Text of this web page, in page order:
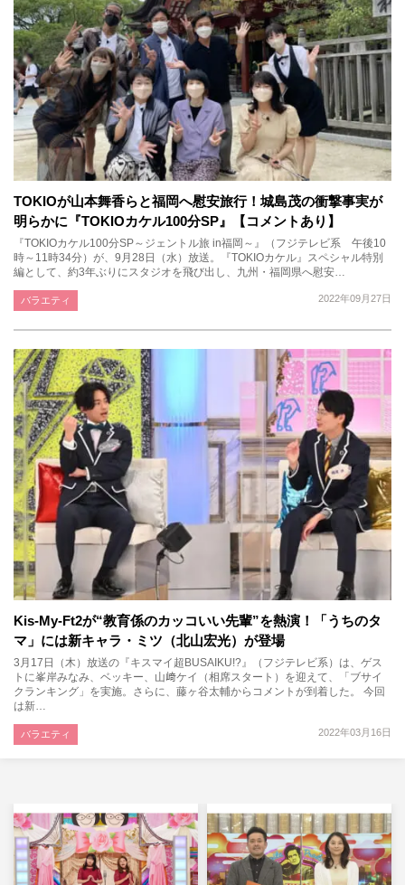
TOKIOが山本舞香らと福岡へ慰安旅行！城島茂の衝撃事実が
明らかに『TOKIOカケル100分SP』【コメントあり】
『TOKIOカケル100分SP～ジェントル旅 in福岡～』（フジテレビ系 午後10
時～11時34分）が、9月28日（水）放送。『TOKIOカケル』スペシャル特別
編として、約3年ぶりにスタジオを飛び出し、九州・福岡県へ慰安…
2022年09月27日
バラエティ
Kis-My-Ft2が“教育係のカッコいい先輩”を熱演！「うちのタ
マ」には新キャラ・ミツ（北山宏光）が登場
3月17日（木）放送の『キスマイ超BUSAIKU!?』（フジテレビ系）は、ゲス
トに峯岸みなみ、ベッキー、山﨑ケイ（相席スタート）を迎えて、「ブサイ
クランキング」を実施。さらに、藤ヶ谷太輔からコメントが到着した。 今回
は新…
2022年03月16日
バラエティ